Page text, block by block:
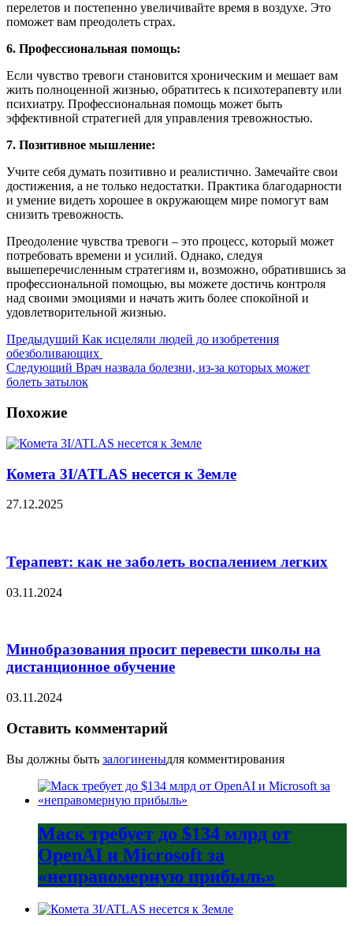
перелетов и постепенно увеличивайте время в воздухе. Это
поможет вам преодолеть страх.
6. Профессиональная помощь:
Если чувство тревоги становится хроническим и мешает вам
жить полноценной жизнью, обратитесь к психотерапевту или
психиатру. Профессиональная помощь может быть
эффективной стратегией для управления тревожностью.
7. Позитивное мышление:
Учите себя думать позитивно и реалистично. Замечайте свои
достижения, а не только недостатки. Практика благодарности
и умение видеть хорошее в окружающем мире помогут вам
снизить тревожность.
Преодоление чувства тревоги – это процесс, который может
потребовать времени и усилий. Однако, следуя
вышеперечисленным стратегиям и, возможно, обратившись за
профессиональной помощью, вы можете достичь контроля
над своими эмоциями и начать жить более спокойной и
удовлетворительной жизнью.
Предыдущий Как исцеляли людей до изобретения
обезболивающих
Следующий Врач назвала болезни, из-за которых может
болеть затылок
Похожие
Комета 3I/ATLAS несется к Земле
27.12.2025
Терапевт: как не заболеть воспалением легких
03.11.2024
Минобразования просит перевести школы на
дистанционное обучение
03.11.2024
Оставить комментарий
Вы должны быть залогиненыдля комментирования
Маск требует до $134 млрд от
OpenAI и Microsoft за
«неправомерную прибыль»